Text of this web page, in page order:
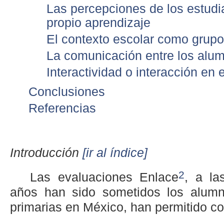
Las percepciones de los
propio aprendizaje
El contexto escolar como
La comunicación entre los
Interactividad o interacción en
Conclusiones
Referencias
Introducción [ir al índice]
Las evaluaciones Enlace2, a
años han sido sometidos los
primarias en México, han permitido